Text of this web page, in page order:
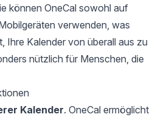
können OneCal sowohl auf
verwenden, was
Ihre Kalender von überall aus zu
nützlich für Menschen, die
Kalender. OneCal ermöglicht